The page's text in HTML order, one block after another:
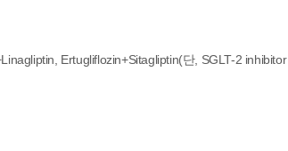
Ertugliflozin+Sitagliptin(단, SGLT-2 inhibitor